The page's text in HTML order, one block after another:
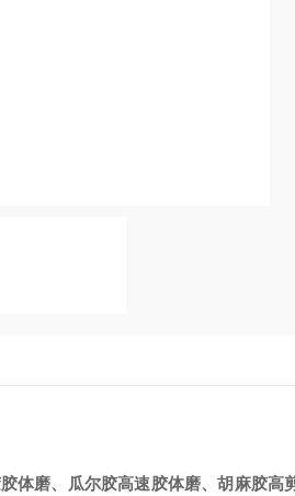
胶体磨、瓜尔胶高速胶体磨、胡麻胶